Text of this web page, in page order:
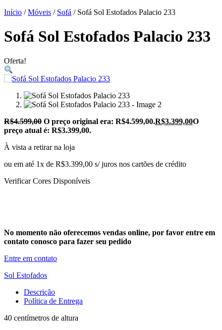
Início /Móveis / Sofá / Sofá Sol Estofados Palacio 233
Sofá Sol Estofados Palacio 233
Oferta!
R$4.599,00 O preço original era: R$4.599,00.R$3.399,00O
preço atual é: R$3.399,00.
À vista a retirar na loja
ou em até 1x de R$3.399,00 s/ juros nos cartões de crédito
Verificar Cores Disponíveis
No momento não oferecemos vendas online, por favor entre em
contato conosco para fazer seu pedido
Entre em contato
Sol Estofados
Descrição
Política de Entrega
40 centímetros de altura